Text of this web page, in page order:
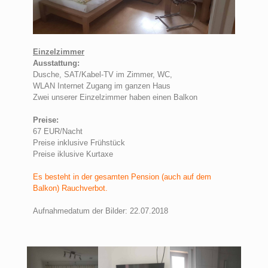
Einzelzimmer
Ausstattung:
Dusche, SAT/Kabel-TV im Zimmer, WC,
WLAN Internet Zugang im ganzen Haus
Zwei unserer Einzelzimmer haben einen Balkon
Preise:
67 EUR/Nacht
Preise inklusive Frühstück
Preise iklusive Kurtaxe
Es besteht in der gesamten Pension (auch auf dem
Balkon) Rauchverbot.
Aufnahmedatum der Bilder: 22.07.2018